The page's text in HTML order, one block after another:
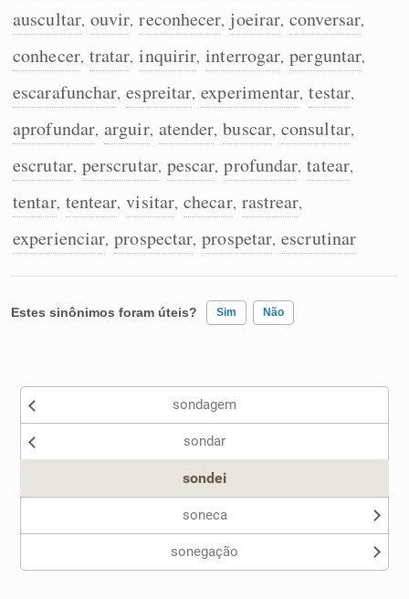
auscultar, ouvir, reconhecer, joeirar, conversar,
conhecer, tratar, inquirir, interrogar, perguntar,
escarafunchar, espreitar, experimentar, testar,
aprofundar, arguir, atender, buscar, consultar,
escrutar, perscrutar, pescar, profundar, tatear,
tentar, tentear, visitar, checar, rastrear,
experienciar, prospectar, prospetar, escrutinar
Estes sinônimos foram úteis? Sim Não
Nenhum dos sinônimos apresentados me ajudou
sondagem
sondar
sondei
soneca
sonegação